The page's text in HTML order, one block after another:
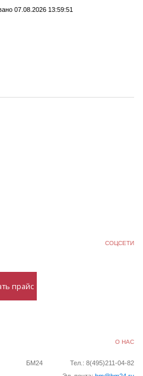
07.08.2026 13:59:51
СОЦСЕТИ
прайс
О НАС
БМ24
Тел.: 8(495)211-04-82